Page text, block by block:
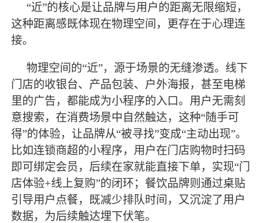
“近”的核心是让品牌与用户的距离无限缩短，
这种距离感既体现在物理空间，更存在于心理连
接。
物理空间的“近”，源于场景的无缝渗透。线下
门店的收银台、产品包装、户外海报，甚至电梯
里的广告，都能成为小程序的入口。用户无需刻
意搜索，在消费场景中自然触达，这种“随手可
得”的体验，让品牌从“被寻找”变成“主动出现”。
比如连锁商超的小程序，用户在门店购物时扫码
即可绑定会员，后续在家就能直接下单，实现“门
店体验+线上复购”的闭环；餐饮品牌则通过桌贴
引导用户点餐，既减少排队时间，又沉淀了用户
数据，为后续触达埋下伏笔。